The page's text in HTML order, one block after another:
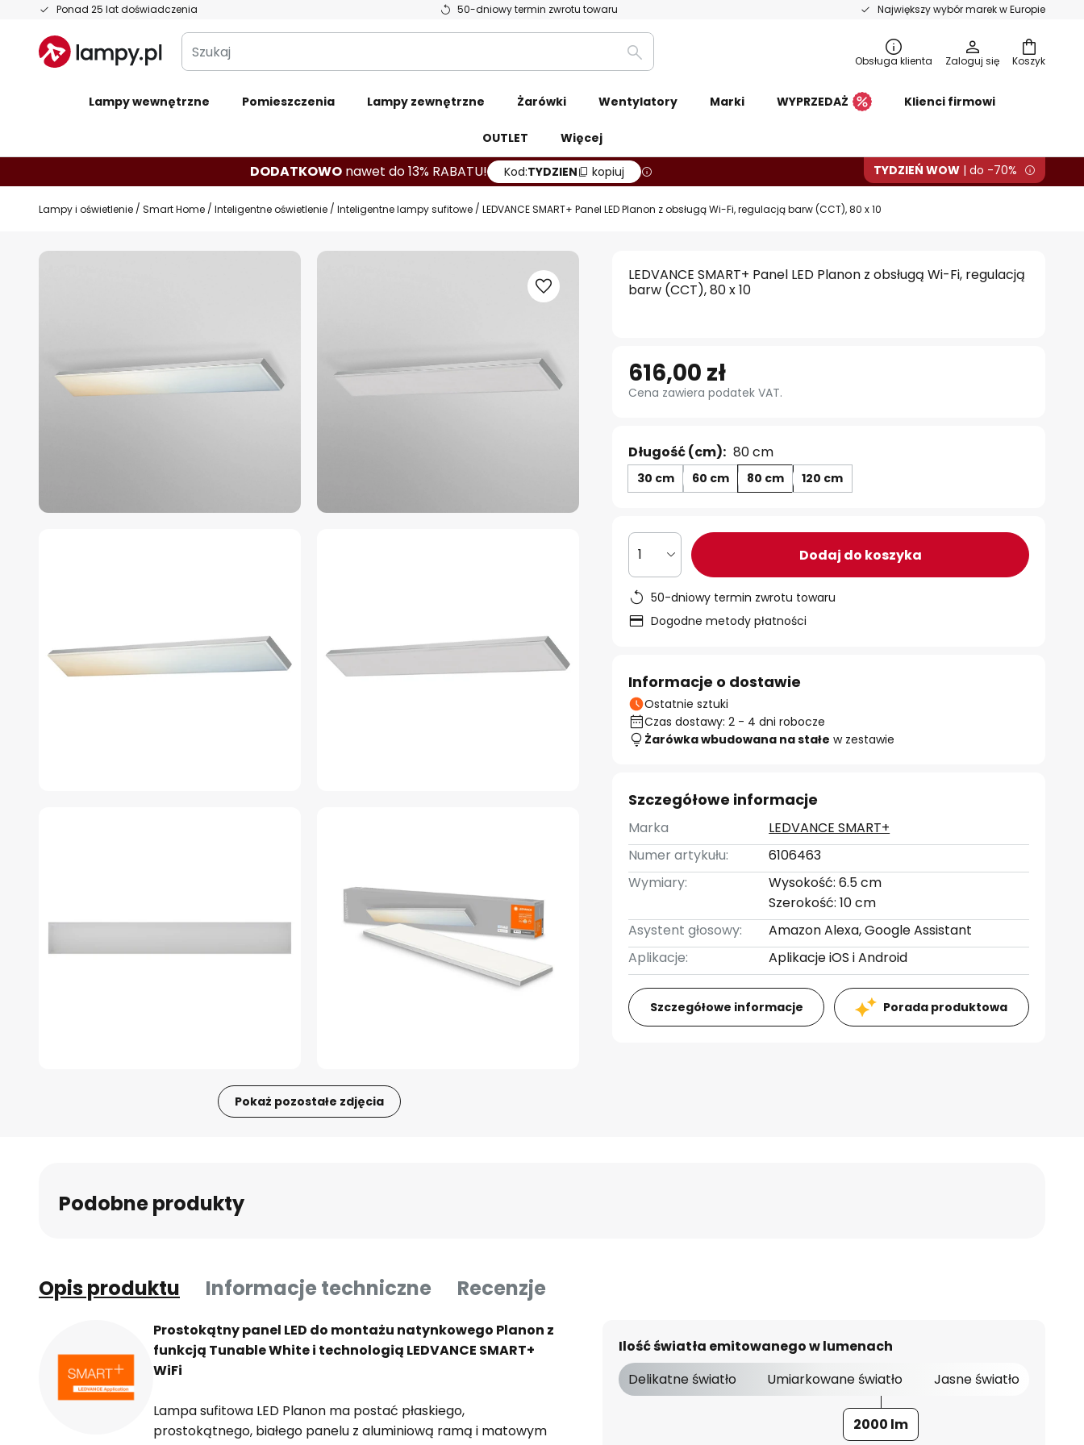
Ponad 25 lat doświadczenia 50-dniowy termin zwrotu towaru Największy wybór marek w Europie
Przejdź
treści
Koszyk
Szukaj
Szukaj
Obsługa klienta Zaloguj się
Lampy wewnętrzne Pomieszczenia Lampy zewnętrzne Żarówki Wentylatory Marki WYPRZEDAŻ Klienci firmowi
OUTLET Więcej
DODATKOWO nawet do 13% RABATU! Kod:TYDZIEN kopiuj TYDZIEŃ WOW | do -70%
Lampy i oświetlenie Smart Home Inteligentne oświetlenie Inteligentne lampy sufitowe LEDVANCE SMART+ Panel LED Planon z obsługą Wi-Fi, regulacją barw (CCT), 80 x 10
Przejdź
Pokaż pozostałe zdjęcia
LEDVANCE SMART+ Panel LED Planon z obsługą Wi-Fi, regulacją
barw (CCT), 80 x 10
616,00 zł
Cena zawiera podatek VAT.
Długość (cm): 80 cm
30 cm 60 cm 80 cm 120 cm
1 Dodaj do koszyka
50-dniowy termin zwrotu towaru
Dogodne metody płatności
Informacje o dostawie
Ostatnie sztuki
Czas dostawy: 2 - 4 dni robocze
Żarówka wbudowana na stałe w zestawie
Szczegółowe informacje
Marka
LEDVANCE SMART+
Numer artykułu:
6106463
Wymiary:
Wysokość: 6.5 cm
Szerokość: 10 cm
Asystent głosowy:
Amazon Alexa, Google Assistant
Aplikacje:
Aplikacje iOS i Android
Szczegółowe informacje Porada produktowa
Podobne produkty
Opis produktu Informacje techniczne Recenzje
Prostokątny panel LED do montażu natynkowego Planon z
funkcją Tunable White i technologią LEDVANCE SMART+
WiFi
Lampa sufitowa LED Planon ma postać płaskiego,
prostokątnego, białego panelu z aluminiową ramą i matowym
Ilość światła emitowanego w lumenach
Delikatne światło
Umiarkowane światło Jasne światło
2000 lm